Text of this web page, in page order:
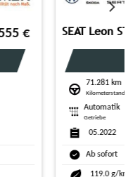
+NA 18.980€
Klasse: D